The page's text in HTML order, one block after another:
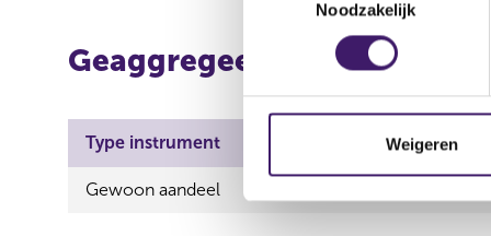
s
e
m
i
Noodzakelijk
Weigeren
Geaggregeerde informatie
Type instrument
Gewoon aandeel